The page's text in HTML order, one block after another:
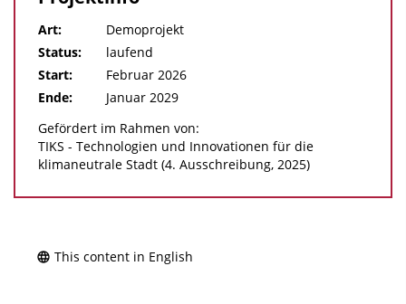
Art:
Demoprojekt
Status:
laufend
Start:
Februar 2026
Ende:
Januar 2029
Gefördert im Rahmen von:
TIKS - Technologien und Innovationen für die
klimaneutrale Stadt (4. Ausschreibung, 2025)
This content in English